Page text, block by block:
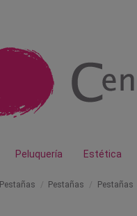
Peluquería Estética
Pestañas Pestañas Pestañas